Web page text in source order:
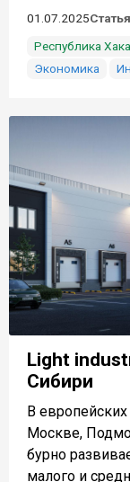
01.07.2025Статья
Республика
Экономика
Light
Сибири
В
Москве,
бурно
малого и